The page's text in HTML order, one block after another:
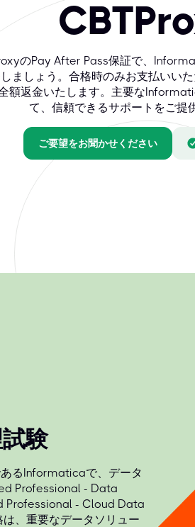
のPay After Pass保証で、
ましょう。合格時のみお支払いい
額返金いたします。主要な
て、信頼できるサポートをご提
ご要望をお聞かせください
験
るInformaticaで、データ
Professional - Data
- Cloud Data
、重要なデータソリュー